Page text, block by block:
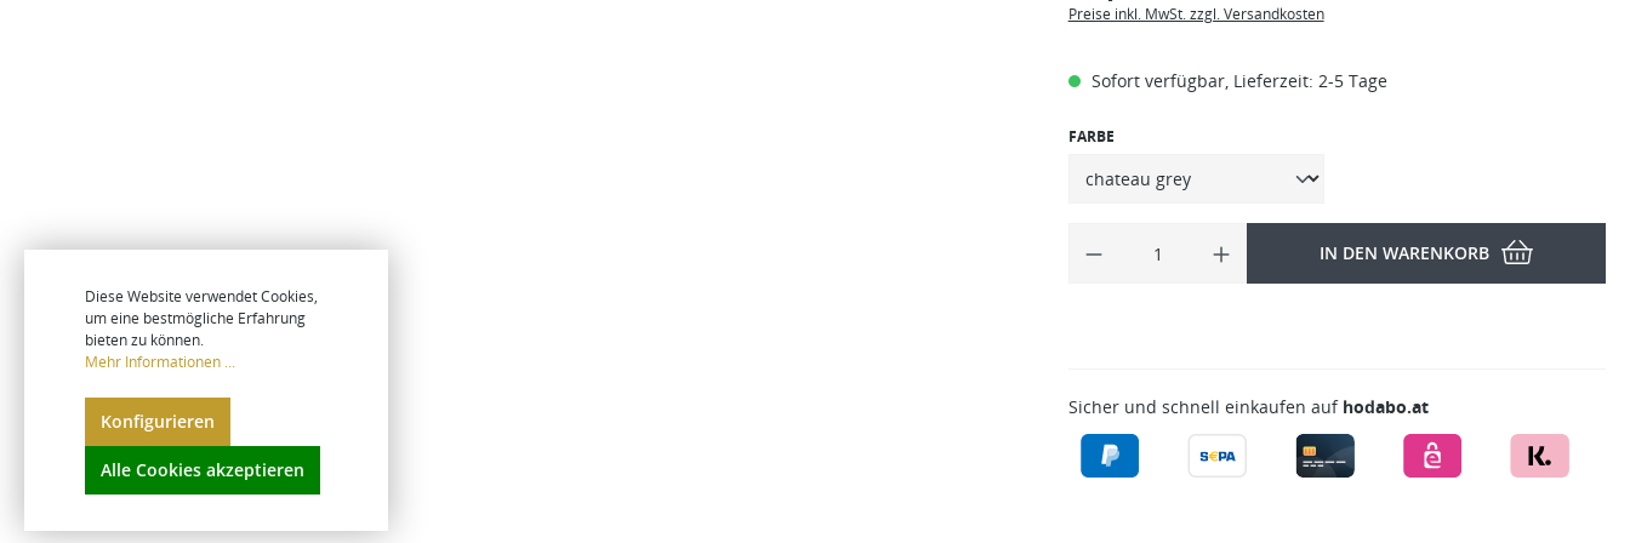
Preise inkl. MwSt. zzgl. Versandkosten
Sofort verfügbar, Lieferzeit: 2-5 Tage
FARBE
IN DEN WARENKORB
Sicher und schnell einkaufen auf hodabo.at
Diese Website verwendet Cookies,
um eine bestmögliche Erfahrung
bieten zu können.
Mehr Informationen ...
Konfigurieren
Alle Cookies akzeptieren